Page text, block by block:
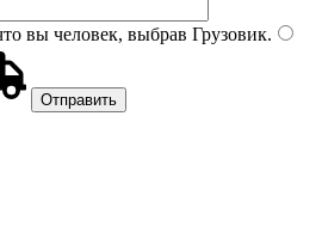
вы человек, выбрав Грузовик.